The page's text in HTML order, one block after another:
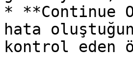
* **Continue
hata
kontrol